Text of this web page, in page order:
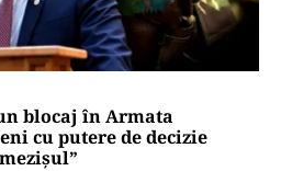
blocaj în Armata
cu putere de decizie